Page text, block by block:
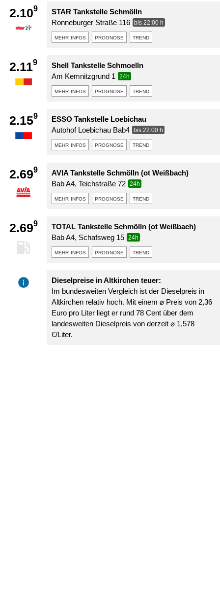
2.109
STAR Tankstelle Schmölln
Ronneburger Straße 116
bis 22:00 h
mehr infos prognose trend
2.119
Shell Tankstelle Schmoelln
Am Kemnitzgrund 1
24h
mehr infos prognose trend
2.159
ESSO Tankstelle Loebichau
Autohof Loebichau Bab4
bis 22:00 h
mehr infos prognose trend
2.699
AVIA Tankstelle Schmölln (ot Weißbach)
Bab A4, Teichstraße 72
24h
mehr infos prognose trend
2.699
TOTAL Tankstelle Schmölln (ot Weißbach)
Bab A4, Schafsweg 15
24h
mehr infos prognose trend
Dieselpreise in Altkirchen teuer:
Im bundesweiten Vergleich ist der Dieselpreis in
Altkirchen relativ hoch. Mit einem ⌀ Preis von 2,36
Euro pro Liter liegt er rund 78 Cent über dem
landesweiten Dieselpreis von derzeit ⌀ 1,578
€/Liter.